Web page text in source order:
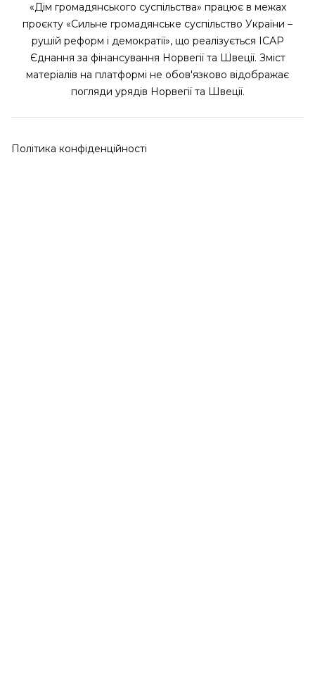
«Дім громадянського суспільства» працює в межах
проєкту «Сильне громадянське суспільство України –
рушій реформ і демократії», що реалізується ІСАР
Єднання за фінансування Норвегії та Швеції. Зміст
матеріалів на платформі не обов'язково відображає
погляди урядів Норвегії та Швеції.
Політика конфіденційності